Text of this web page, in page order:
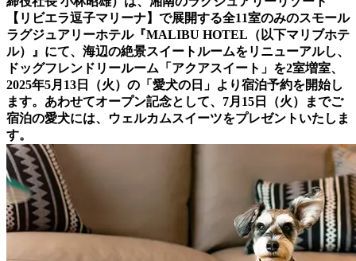
【リビエラ逗子マリーナ】で展開する全11室のみのスモール
ラグジュアリーホテル『MALIBU HOTEL（以下マリブホテ
ル）』にて、海辺の絶景スイートルームをリニューアルし、
ドッグフレンドリールーム「アクアスイート」を2室増室、
2025年5月13日（火）の「愛犬の日」より宿泊予約を開始し
ます。あわせてオープン記念として、7月15日（火）までご
宿泊の愛犬には、ウェルカムスイーツをプレゼントいたしま
す。